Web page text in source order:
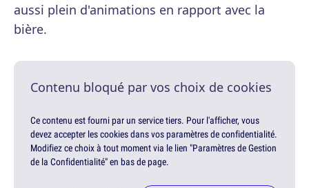
aussi plein d'animations en rapport avec la
bière.
Contenu bloqué par vos choix de cookies
Ce contenu est fourni par un service tiers. Pour l'afficher, vous
devez accepter les cookies dans vos paramètres de confidentialité.
Modifiez ce choix à tout moment via le lien "Paramètres de Gestion
de la Confidentialité" en bas de page.